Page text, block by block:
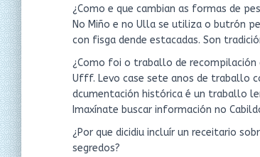
¿Como e que cambian as formas de
No Miño e no Ulla se utiliza o butrón
con fisga dende estacadas. Son
¿Como foi o traballo de
Ufff. Levo case sete anos de traballo
dcumentación histórica é un traballo
Imaxínate buscar información no
¿Por que dicidiu incluír un receitario
segredos?